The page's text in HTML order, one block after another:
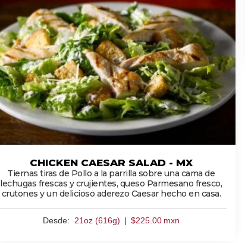
CHICKEN CAESAR SALAD - MX
Tiernas tiras de Pollo a la parrilla sobre una cama de
lechugas frescas y crujientes, queso Parmesano fresco,
crutones y un delicioso aderezo Caesar hecho en casa.
Desde: 21oz (616g) | $225.00 mxn